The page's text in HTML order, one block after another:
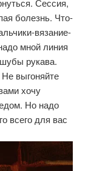
болезнь. Что-
вязание-
мной линия
рукава.
выгоняйте
хочу
Но надо
всего для вас